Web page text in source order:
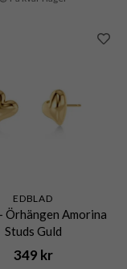
EDBLAD
Örhängen Amorina
Studs Guld
349 kr